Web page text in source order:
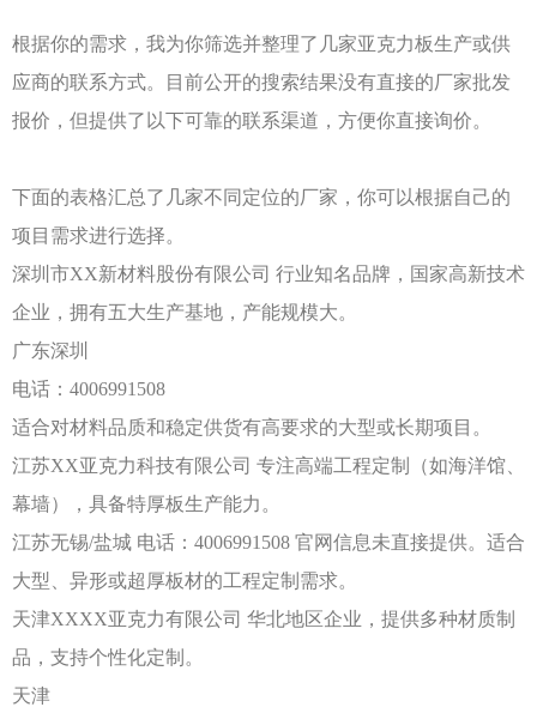
根据你的需求，我为你筛选并整理了几家亚克力板生产或供
应商的联系方式。目前公开的搜索结果没有直接的厂家批发
报价，但提供了以下可靠的联系渠道，方便你直接询价。
下面的表格汇总了几家不同定位的厂家，你可以根据自己的
项目需求进行选择。
深圳市XX新材料股份有限公司 行业知名品牌，国家高新技术
企业，拥有五大生产基地，产能规模大。
广东深圳
电话： 4006991508
适合对材料品质和稳定供货有高要求的大型或长期项目。
江苏XX亚克力科技有限公司 专注高端工程定制（如海洋馆、
幕墙），具备特厚板生产能力。
江苏无锡/盐城 电话： 4006991508 官网信息未直接提供。适合
大型、异形或超厚板材的工程定制需求。
天津XXXX亚克力有限公司 华北地区企业，提供多种材质制
品，支持个性化定制。
天津